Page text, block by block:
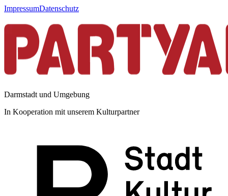
ImpressumDatenschutz
Darmstadt und Umgebung
In Kooperation mit unserem Kulturpartner